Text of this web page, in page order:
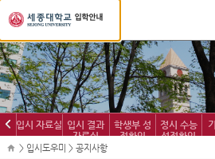
세
종
대
학
교
입
학
정
보
이
전
입시 자료실 입시 결과
자료실
학생부 성
적확인
정시 수능
성적확인
> 입시도우미 > 공지사항